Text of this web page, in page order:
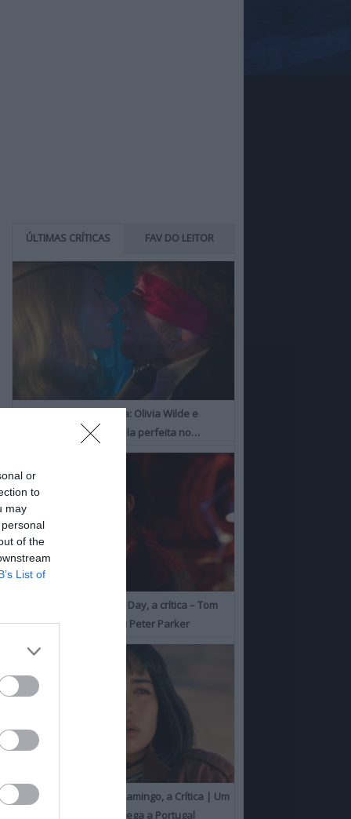
or
to
may
of the
List of
ÚLTIMAS CRÍTICAS FAV DO LEITOR
I Want Your Sex, a Crítica: Olivia Wilde e
Cooper Hoofman, a dupla perfeita no…
Spider-Man: Brand New Day, a crítica – Tom
Holland consolida o seu Peter Parker
O Misterioso Olhar do Flamingo, a Crítica | Um
Campeão de Cannes chega a Portugal